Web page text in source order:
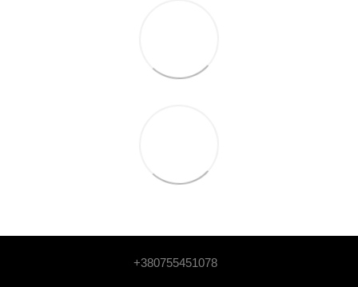
+380755451078